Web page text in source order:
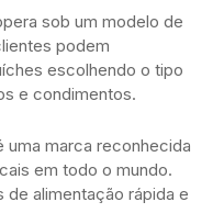
sob um modelo de
podem
escolhendo o tipo
e condimentos.
uma marca reconhecida
em todo o mundo.
de alimentação rápida e